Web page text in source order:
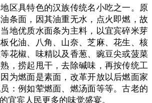
区具特色的汉族传统名小吃之一。原
条面，因其油重无水，点火即燃，故
地优质水面条为主料，以宜宾碎米芽
化油、八角、山奈、芝麻、花生、核
花椒、味精以及香葱、豌豆尖或菠菜
，捞起甩干，去除碱味，再按传统工
为燃面是素面，改革开放以后燃面家
：例如荤燃面、燃汤面等等。古老的
宜宾人民更多的味觉盛宴。